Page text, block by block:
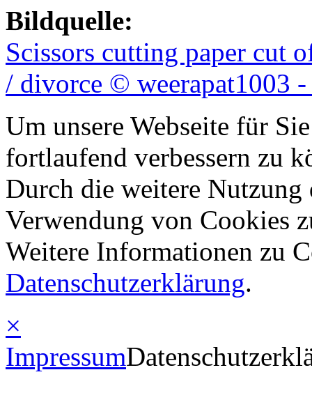
Bildquelle:
Scissors cutting paper cut
/ divorce © weerapat1003
Um unsere Webseite für
fortlaufend verbessern zu
Durch die weitere Nutzung
Verwendung von Cookies
Weitere Informationen zu
Datenschutzerklärung.
×
Impressum